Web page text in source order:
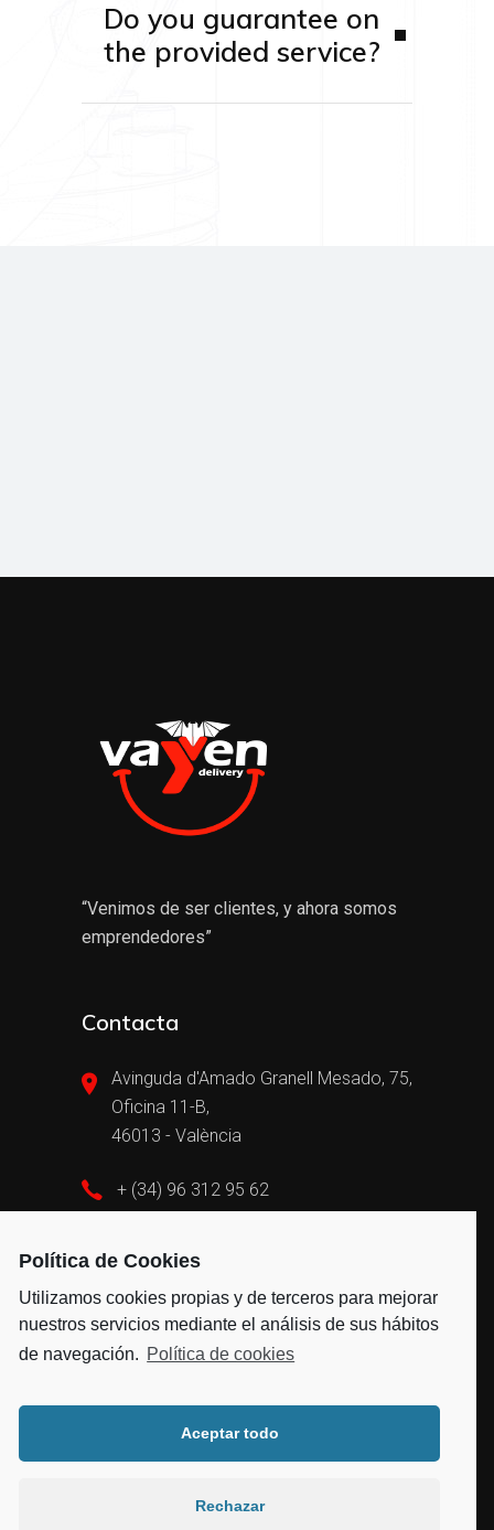
Política de Cookies
Utilizamos cookies propias y de terceros para mejorar
nuestros servicios mediante el análisis de sus hábitos
de navegación. Política de cookies
Aceptar todo
Rechazar
Do you guarantee on
the provided service?
“Venimos de ser clientes, y ahora somos
emprendedores”
Contacta
Avinguda d'Amado Granell Mesado, 75,
Oficina 11-B,
46013 - València
+ (34) 96 312 95 62
Cookies